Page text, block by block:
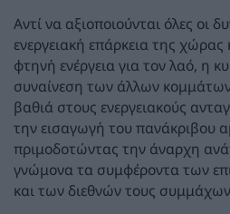
Αντί να αξιοποιούνται όλες οι
ενεργειακή επάρκεια της
φτηνή ενέργεια για τον λαό, η
συναίνεση των άλλων
βαθιά στους ενεργειακούς
την εισαγωγή του πανάκριβου
πριμοδοτώντας την άναρχη
γνώμονα τα συμφέροντα των
και των διεθνών τους